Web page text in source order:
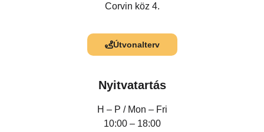
Corvin köz 4.
Útvonalterv
Nyitvatartás
H – P / Mon – Fri
10:00 – 18:00